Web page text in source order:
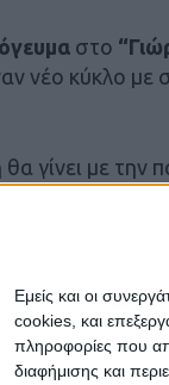
Εμείς και οι
cookies, και
πληροφορίες που
διαφήμισης και
στο
νέο κύκλο
γίνει με την
το
και η ΠΑΕ